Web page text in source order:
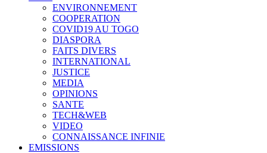
ENVIRONNEMENT
COOPERATION
COVID19 AU TOGO
DIASPORA
FAITS DIVERS
INTERNATIONAL
JUSTICE
MEDIA
OPINIONS
SANTE
TECH&WEB
VIDEO
CONNAISSANCE INFINIE
EMISSIONS